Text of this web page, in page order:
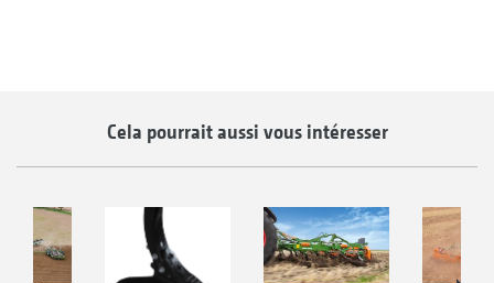
Cela pourrait aussi vous intéresser